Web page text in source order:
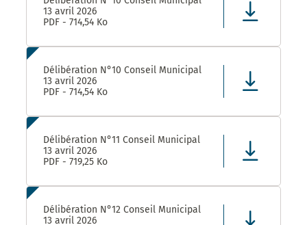
13 avril 2026
PDF - 714,54 Ko
Délibération N°10 Conseil Municipal
13 avril 2026
PDF - 714,54 Ko
Délibération N°11 Conseil Municipal
13 avril 2026
PDF - 719,25 Ko
Délibération N°12 Conseil Municipal
13 avril 2026